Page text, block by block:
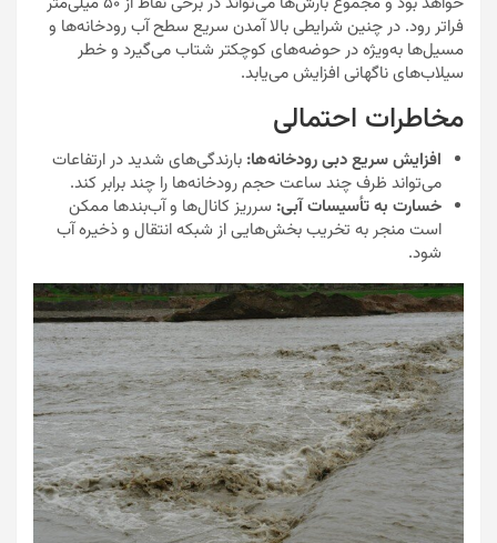
فراتر رود. در چنین شرایطی بالا آمدن سریع سطح آب رودخانه‌ها و
مسیل‌ها به‌ویژه در حوضه‌های کوچکتر شتاب می‌گیرد و خطر
سیلاب‌های ناگهانی افزایش می‌یابد.
مخاطرات احتمالی
افزایش سریع دبی رودخانه‌ها: بارندگی‌های شدید در ارتفاعات
می‌تواند ظرف چند ساعت حجم رودخانه‌ها را چند برابر کند.
خسارت به تأسیسات آبی: سرریز کانال‌ها و آب‌بندها ممکن
است منجر به تخریب بخش‌هایی از شبکه انتقال و ذخیره آب
شود.